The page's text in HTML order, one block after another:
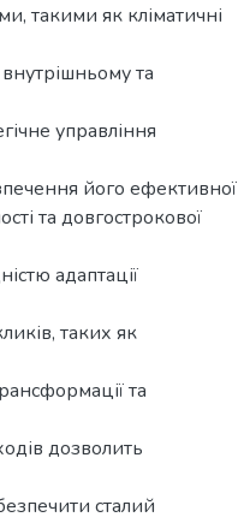
такими як кліматичні
та
управління
його ефективної
та довгострокової
адаптації
таких як
та
дозволить
сталий